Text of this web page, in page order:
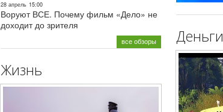
28 апрель 15:00
Воруют ВСЕ. Почему фильм «Дело» не
доходит до зрителя
все обзоры
Жизнь
Деньги